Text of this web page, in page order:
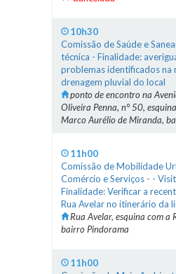
10h30
Comissão de Saúde e
técnica - Finalidade:
problemas identificados na
drenagem pluvial do local
ponto de encontro na
Oliveira Penna, n° 50,
Marco Aurélio de Miranda,
11h00
Comissão de Mobilidade
Comércio e Serviços - -
Finalidade: Verificar a
Rua Avelar no itinerário da
Rua Avelar, esquina com a
bairro Pindorama
11h00